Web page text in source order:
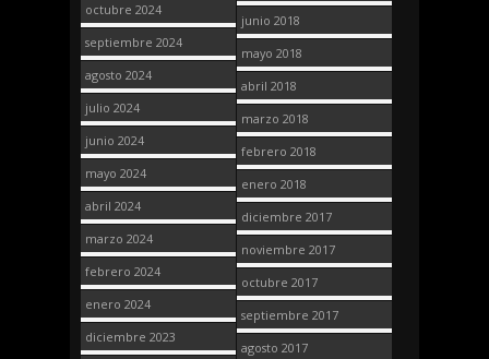
octubre 2024
septiembre 2024
agosto 2024
julio 2024
junio 2024
mayo 2024
abril 2024
marzo 2024
febrero 2024
enero 2024
diciembre 2023
junio 2018
mayo 2018
abril 2018
marzo 2018
febrero 2018
enero 2018
diciembre 2017
noviembre 2017
octubre 2017
septiembre 2017
agosto 2017